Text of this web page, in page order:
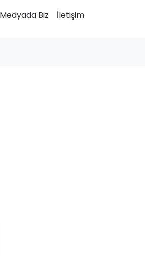
Medyada Biz İletişim